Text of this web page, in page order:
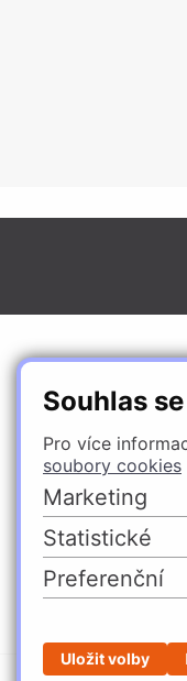
Souhlas
Pro více
soubory cookies
Marketing
Statistické
Preferenční
Uložit volby